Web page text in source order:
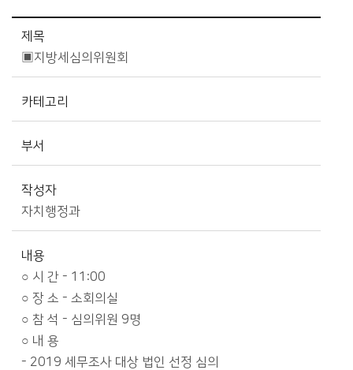
제목
▣지방세심의위원회
카테고리
부서
작성자
자치행정과
내용
○ 시 간 - 11:00
○ 장 소 - 소회의실
○ 참 석 - 심의위원 9명
○ 내 용
- 2019 세무조사 대상 법인 선정 심의